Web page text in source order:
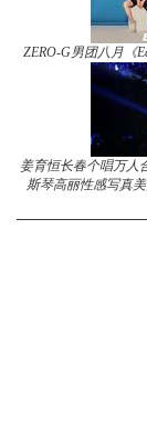
ZERO-G男团八月《
姜育恒长春个唱万人
斯琴高丽性感写真